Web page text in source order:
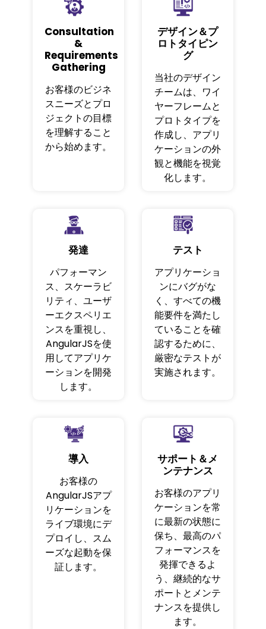
Consultation
&
Requirements
Gathering
お客様のビジネ
スニーズとプロ
ジェクトの目標
を理解すること
から始めます。
デザイン＆プ
ロトタイピン
グ
当社のデザイン
チームは、ワイ
ヤーフレームと
プロトタイプを
作成し、アプリ
ケーションの外
観と機能を視覚
化します。
発達
パフォーマン
ス、スケーラビ
リティ、ユーザ
ーエクスペリエ
ンスを重視し、
AngularJSを使
用してアプリケ
ーションを開発
します。
テスト
アプリケーショ
ンにバグがな
く、すべての機
能要件を満たし
ていることを確
認するために、
厳密なテストが
実施されます。
導入
お客様の
AngularJSアプ
リケーションを
ライブ環境にデ
プロイし、スム
ーズな起動を保
証します。
サポート＆メ
ンテナンス
お客様のアプリ
ケーションを常
に最新の状態に
保ち、最高のパ
フォーマンスを
発揮できるよ
う、継続的なサ
ポートとメンテ
ナンスを提供し
ます。